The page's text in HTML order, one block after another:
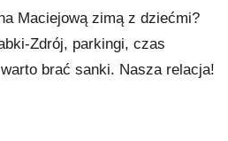
Maciejową zimą z dziećmi?
Zdrój, parkingi, czas
brać sanki. Nasza relacja!